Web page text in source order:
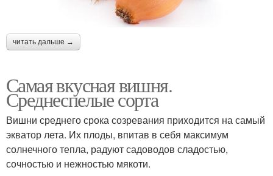
читать дальше →
Самая вкусная вишня.
Среднеспелые сорта
Вишни среднего срока созревания приходится на самый
экватор лета. Их плоды, впитав в себя максимум
солнечного тепла, радуют садоводов сладостью,
сочностью и нежностью мякоти.